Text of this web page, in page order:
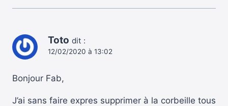
Toto dit :
12/02/2020 à 13:02
Bonjour Fab,
J’ai sans faire expres supprimer à la corbeille tous